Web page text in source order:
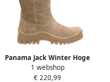
Panama Jack Winter Hoge
Laarzen Brown Dames
1 webshop
€ 220,99